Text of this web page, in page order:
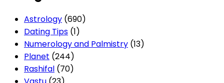
Astrology (690)
Dating Tips (1)
Numerology and Palmistry (13)
Planet (244)
Rashifal (70)